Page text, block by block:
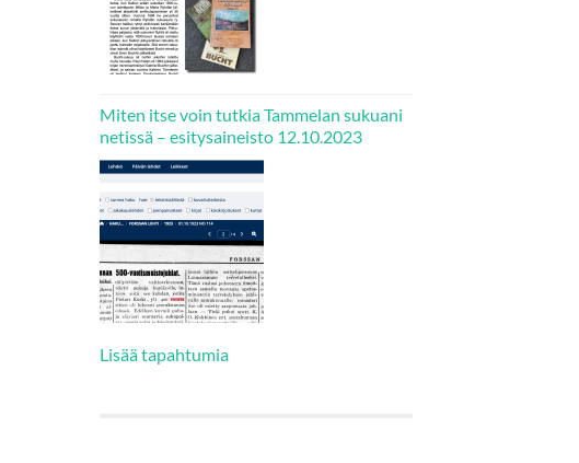
Miten itse voin tutkia Tammelan sukuani
netissä – esitysaineisto 12.10.2023
Lisää tapahtumia